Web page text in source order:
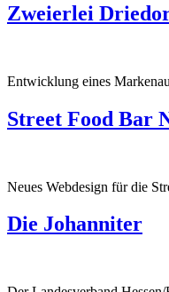
Zweierlei
Entwicklung eines
Street Food Bar
Neues Webdesign für die
Die Johanniter